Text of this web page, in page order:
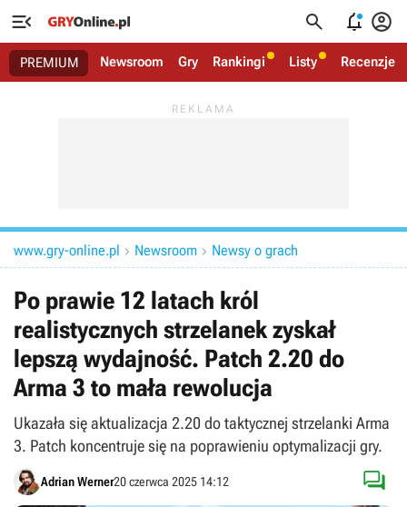
   
PREMIUM Newsroom Gry Rankingi Listy Recenzje
www.gry-online.pl  Newsroom  Newsy o grach
Po prawie 12 latach król
realistycznych strzelanek zyskał
lepszą wydajność. Patch 2.20 do
Arma 3 to mała rewolucja
Ukazała się aktualizacja 2.20 do taktycznej strzelanki Arma
3. Patch koncentruje się na poprawieniu optymalizacji gry.
Adrian Werner20 czerwca 2025 14:12 